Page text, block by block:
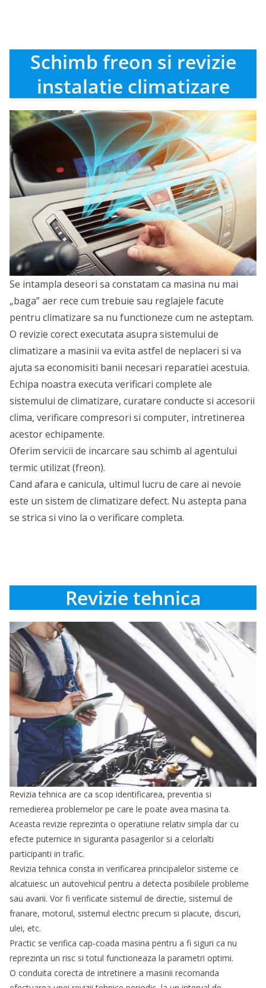
Schimb freon si revizie
instalatie climatizare
Se intampla deseori sa constatam ca masina nu mai
„baga” aer rece cum trebuie sau reglajele facute
pentru climatizare sa nu functioneze cum ne asteptam.
O revizie corect executata asupra sistemului de
climatizare a masinii va evita astfel de neplaceri si va
ajuta sa economisiti banii necesari reparatiei acestuia.
Echipa noastra executa verificari complete ale
sistemului de climatizare, curatare conducte si accesorii
clima, verificare compresori si computer, intretinerea
acestor echipamente.
Oferim servicii de incarcare sau schimb al agentului
termic utilizat (freon).
Cand afara e canicula, ultimul lucru de care ai nevoie
este un sistem de climatizare defect. Nu astepta pana
se strica si vino la o verificare completa.
Revizie tehnica
Revizia tehnica are ca scop identificarea, preventia si
remedierea problemelor pe care le poate avea masina ta.
Aceasta revizie reprezinta o operatiune relativ simpla dar cu
efecte puternice in siguranta pasagerilor si a celorlalti
participanti in trafic.
Revizia tehnica consta in verificarea principalelor sisteme ce
alcatuiesc un autovehicul pentru a detecta posibilele probleme
sau avarii. Vor fi verificate sistemul de directie, sistemul de
franare, motorul, sistemul electric precum si placute, discuri,
ulei, etc.
Practic se verifica cap-coada masina pentru a fi siguri ca nu
reprezinta un risc si totul functioneaza la parametri optimi.
O conduita corecta de intretinere a masinii recomanda